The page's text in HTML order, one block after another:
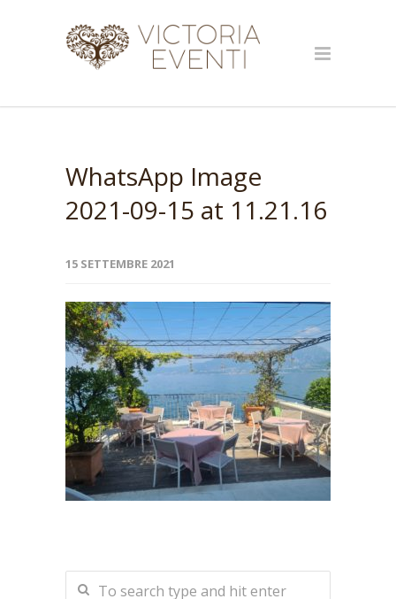
WhatsApp Image
2021-09-15 at 11.21.16
15 SETTEMBRE 2021